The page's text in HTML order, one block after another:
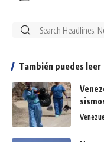
También puedes leer